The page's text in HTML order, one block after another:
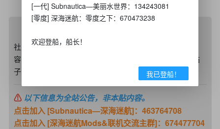
社区内主题发帖应为原创或合法转载。 如需转载社区内
容，请注明原作者及碧蓝之星社区。 如果发现违规侵权帖
子，请联系社区管理删除。
⚠ 以下信息为全站公告，非本贴内容。
点击加入 [Subnautica—深海迷航]：463764708
点击加入 [深海迷航Mods&联机交流主群]：674477704
[一代] Subnautica—美丽水世界：134243081
[零度] 深海迷航：零度之下：670473238
欢迎登船，船长！
我已登船！